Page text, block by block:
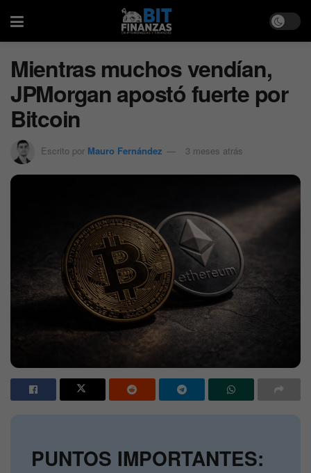
Mientras muchos vendían,
JPMorgan apostó fuerte por
Bitcoin
Escrito por Mauro Fernández 3 meses atrás
PUNTOS IMPORTANTES: